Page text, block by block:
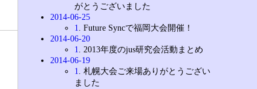
がとうございました
2014-06-25
1
. Future Syncで福岡大会開催！
2014-06-20
1
. 2013年度のjus研究会活動まとめ
2014-06-19
1
. 札幌大会ご来場ありがとうござい
ました